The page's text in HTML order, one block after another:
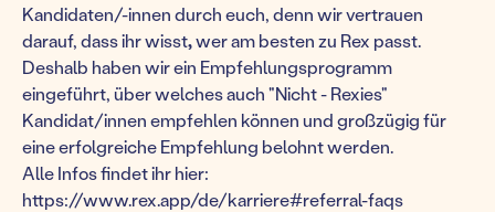
Kandidaten/-innen durch euch, denn wir vertrauen
darauf, dass ihr wisst,wer am besten zu Rex passt.
Deshalb haben wir ein Empfehlungsprogramm
eingeführt, über welches auch "Nicht - Rexies"
Kandidat/innen empfehlen können und großzügig für
eine erfolgreiche Empfehlung belohnt werden.
Alle Infos findet ihr hier:
https://www.rex.app/de/karriere#referral-faqs